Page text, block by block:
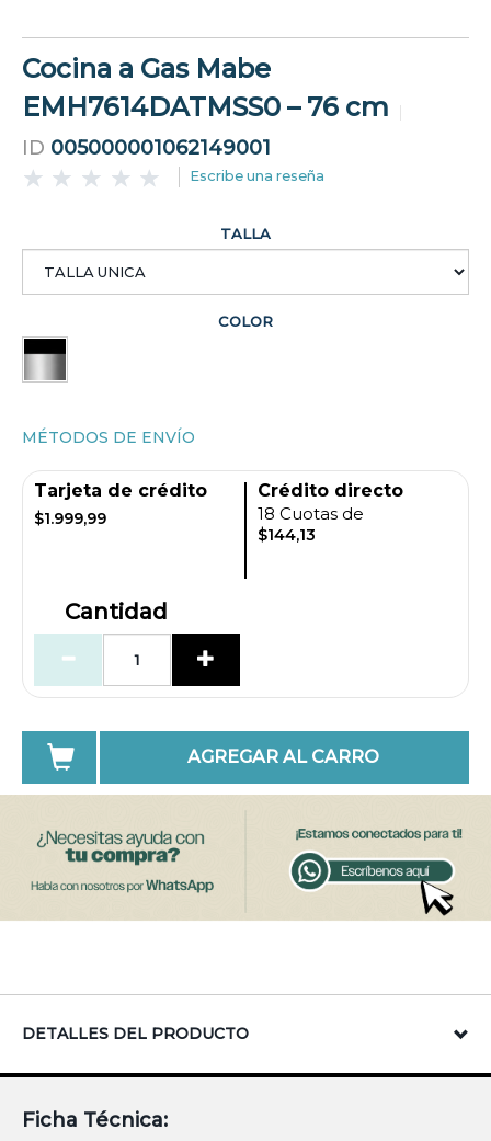
Cocina a Gas Mabe
EMH7614DATMSS0 – 76 cm
ID 005000001062149001
Escribe una reseña
TALLA
COLOR
MÉTODOS DE ENVÍO
Tarjeta de crédito
$1.999,99
Crédito directo
18 Cuotas de
$144,13
Cantidad
AGREGAR AL CARRO
DETALLES DEL PRODUCTO
Ficha Técnica: